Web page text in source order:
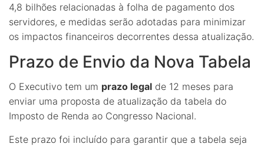
4,8 bilhões relacionadas à folha de pagamento dos
servidores, e medidas serão adotadas para minimizar
os impactos financeiros decorrentes dessa atualização.
Prazo de Envio da Nova Tabela
O Executivo tem um prazo legal de 12 meses para
enviar uma proposta de atualização da tabela do
Imposto de Renda ao Congresso Nacional.
Este prazo foi incluído para garantir que a tabela seja